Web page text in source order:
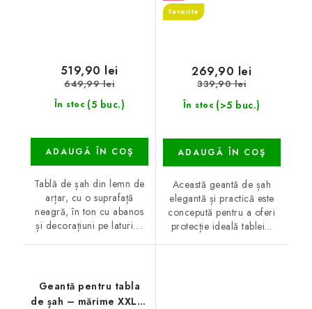
În stoc (5 buc.)
519,90 lei
649,99 lei
ADAUGĂ ÎN COŞ
Tablă de șah din lemn de
arțar, cu o suprafață
neagră, în ton cu abanos
și decorațiuni pe laturi....
Favorite
În stoc (>5 buc.)
269,90 lei
339,90 lei
ADAUGĂ ÎN COŞ
Această geantă de șah
elegantă și practică este
concepută pentru a oferi
protecție ideală tablei...
Geantă pentru tabla
de șah – mărime XXL –